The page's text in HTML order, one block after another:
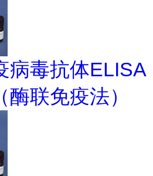
病毒抗体ELISA
联免疫法）